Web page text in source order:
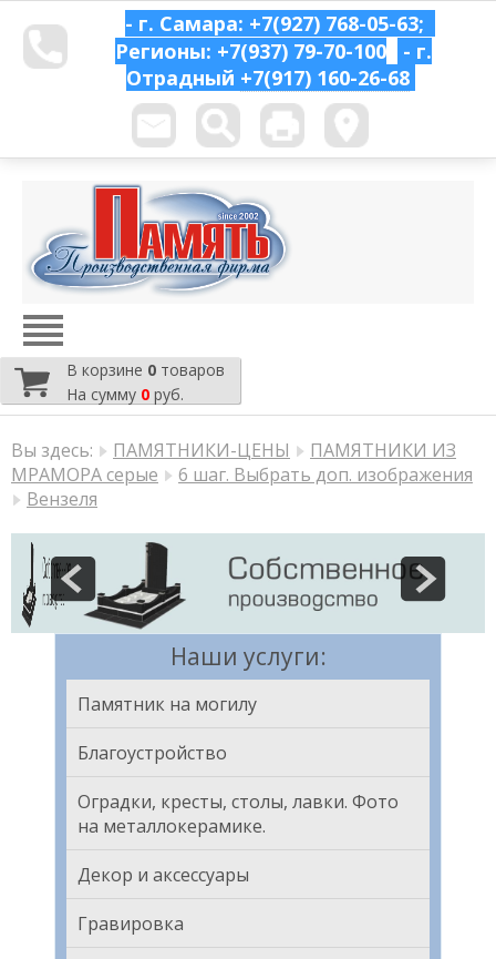
- г. Самара: +7(927) 768-05-63;
Регионы: +7(937) 79-70-100
- г.
Отрадный +7(917) 160-26-68
В корзине 0 товаров
На сумму 0 руб.
Вы здесь: ПАМЯТНИКИ-ЦЕНЫ
ПАМЯТНИКИ ИЗ
МРАМОРА серые
6 шаг. Выбрать доп. изображения
Вензеля
Наши услуги:
Памятник на могилу
Благоустройство
Оградки, кресты, столы, лавки. Фото
на металлокерамике.
Декор и аксессуары
Гравировка